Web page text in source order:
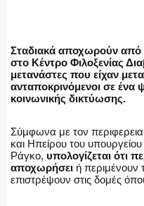
ΠΥΡΟΣΒΕΣΤΙΚΗ
ΛΙΜΕΝΙΚΟ
Σταδιακά αποχωρούν από
στο Κέντρο Φιλοξενίας
μετανάστες που είχαν
ανταποκρινόμενοι σε
κοινωνικής δικτύωσης.
Σύμφωνα με τον
και Ηπείρου του υπουργείου
Ράγκο, υπολογίζεται ότι
αποχωρήσει ή περιμένουν
επιστρέψουν στις δομές